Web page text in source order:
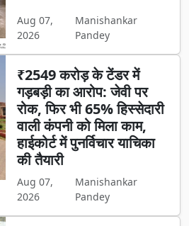
Aug 07,
2026
Manishankar
Pandey
₹2549 करोड़ के टेंडर में
गड़बड़ी का आरोप: जेवी पर
रोक, फिर भी 65% हिस्सेदारी
वाली कंपनी को मिला काम,
हाईकोर्ट में पुनर्विचार याचिका
की तैयारी
Aug 07,
2026
Manishankar
Pandey